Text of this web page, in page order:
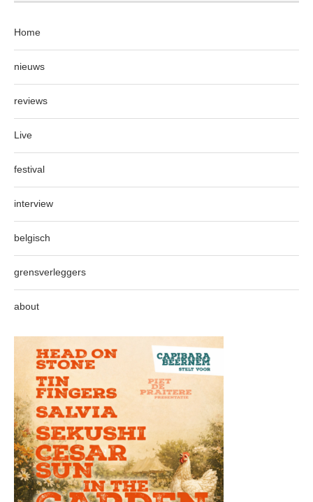
Home
nieuws
reviews
Live
festival
interview
belgisch
grensverleggers
about